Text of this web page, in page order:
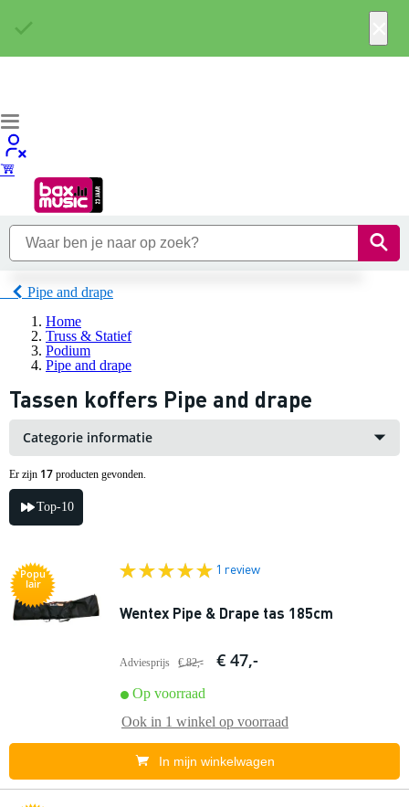
Pipe and drape
Home
Truss & Statief
Podium
Pipe and drape
Tassen koffers Pipe and drape
Categorie informatie
Er zijn 17 producten gevonden.
Top-10
Popu
lair
1 review
Wentex Pipe & Drape tas 185cm
Adviesprijs € 82,- € 47,-
Op voorraad
Ook in 1 winkel op voorraad
In mijn winkelwagen